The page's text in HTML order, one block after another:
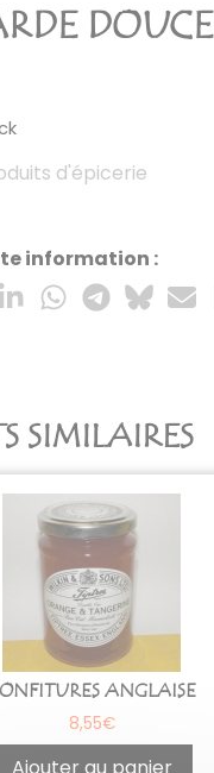
DOUCE
d'épicerie
information :
SIMILAIRES
ANGLAISE
8,55€
Ajouter au panier